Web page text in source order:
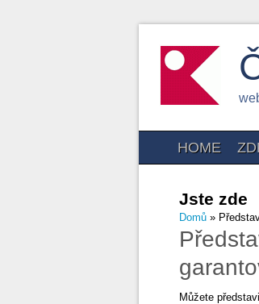
HOME
Jste zde
Domů »
Můžete